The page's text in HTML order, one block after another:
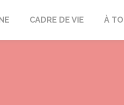
CADRE DE VIE À